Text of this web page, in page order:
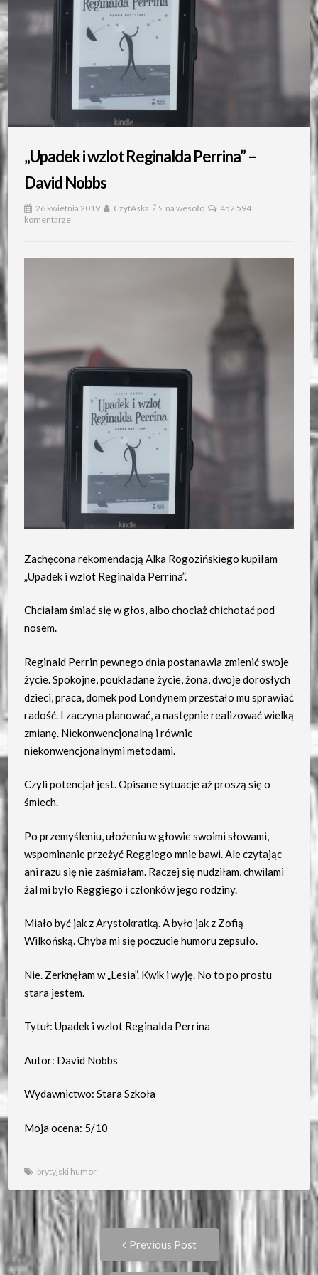
„Upadek i wzlot Reginalda Perrina” –
David Nobbs
26 kwietnia 2019 CzytAska na wesoło
452 594
komentarze
Zachęcona rekomendacją Alka Rogozińskiego kupiłam
„Upadek i wzlot Reginalda Perrina”.
Chciałam śmiać się w głos, albo chociaż chichotać pod
nosem.
Reginald Perrin pewnego dnia postanawia zmienić swoje
życie. Spokojne, poukładane życie, żona, dwoje dorosłych
dzieci, praca, domek pod Londynem przestało mu sprawiać
radość. I zaczyna planować, a następnie realizować wielką
zmianę. Niekonwencjonalną i równie
niekonwencjonalnymi metodami.
Czyli potencjał jest. Opisane sytuacje aż proszą się o
śmiech.
Po przemyśleniu, ułożeniu w głowie swoimi słowami,
wspominanie przeżyć Reggiego mnie bawi. Ale czytając
ani razu się nie zaśmiałam. Raczej się nudziłam, chwilami
żal mi było Reggiego i członków jego rodziny.
Miało być jak z Arystokratką. A było jak z Zofią
Wilkońską. Chyba mi się poczucie humoru zepsuło.
Nie. Zerknęłam w „Lesia”. Kwik i wyję. No to po prostu
stara jestem.
Tytuł: Upadek i wzlot Reginalda Perrina
Autor: David Nobbs
Wydawnictwo: Stara Szkoła
Moja ocena: 5/10
brytyjski humor
Post
Previous Post
Previous
post: